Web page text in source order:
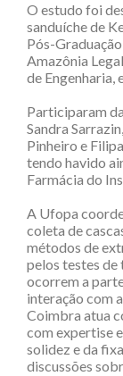
O estudo foi
sanduíche de
Pós-
Amazônia
de Engenharia,
Participaram
Sandra
Pinheiro e
tendo havido
Farmácia do
A Ufopa
coleta de
métodos de
pelos testes
ocorrem a
interação com
Coimbra atua
com expertise
solidez e da
discussões